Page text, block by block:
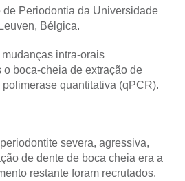
de Periodontia da Universidade
Bélgica.
intra-orais
boca-cheia de extração de
quantitativa (qPCR).
severa, agressiva,
de dente de boca cheia era a
restante foram recrutados.